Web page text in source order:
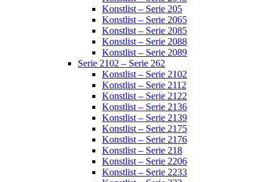
Konstlist – Serie 205
Konstlist – Serie 2065
Konstlist – Serie 2085
Konstlist – Serie 2088
Konstlist – Serie 2089
Serie 2102 – Serie 262
Konstlist – Serie 2102
Konstlist – Serie 2112
Konstlist – Serie 2122
Konstlist – Serie 2136
Konstlist – Serie 2139
Konstlist – Serie 2175
Konstlist – Serie 2176
Konstlist – Serie 218
Konstlist – Serie 2206
Konstlist – Serie 2233